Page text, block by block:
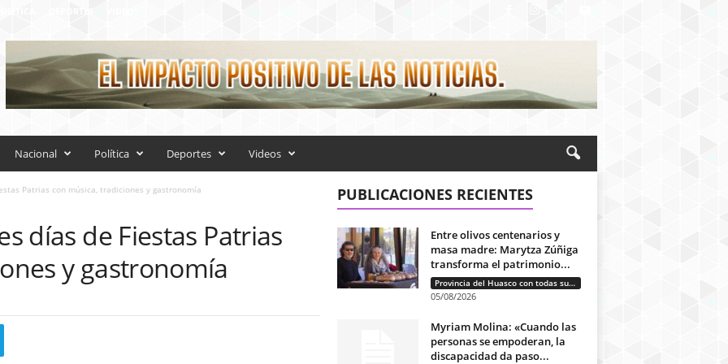
Nacional Política Deportes Videos
Patrias con música, tradiciones y gastronomía
días de Fiestas Patrias
y gastronomía
PUBLICACIONES RECIENTES
Entre olivos centenarios y
masa madre: Marytza Zúñiga
transforma el patrimonio...
Provincia del Huasco con todas sus letras: Historias que unen cultura, diversidad e identidad
05/08/2026
Myriam Molina: «Cuando las
personas se empoderan, la
discapacidad da paso...